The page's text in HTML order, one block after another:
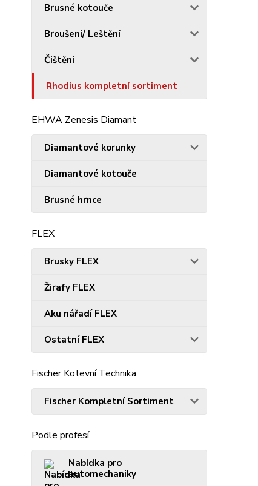
Brusné kotouče
Broušení/ Leštění
Čištění
Rhodius kompletní sortiment
EHWA Zenesis Diamant
Diamantové korunky
Diamantové kotouče
Brusné hrnce
FLEX
Brusky FLEX
Žirafy FLEX
Aku nářadí FLEX
Ostatní FLEX
Fischer Kotevní Technika
Fischer Kompletní Sortiment
Podle profesí
Nabídka pro
automechaniky